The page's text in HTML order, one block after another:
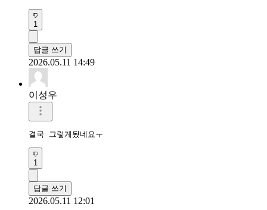
1
답글 쓰기
2026.05.11 14:49
이성우
결국 그렇게됬네요ㅜ
1
답글 쓰기
2026.05.11 12:01